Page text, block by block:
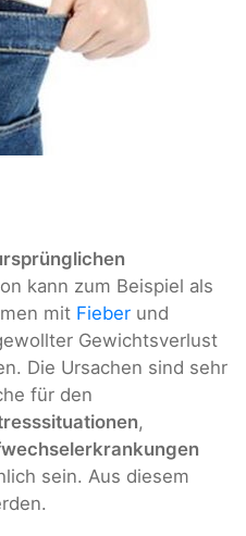
kann zum Beispiel als
mit Fieber und
Gewichtsverlust
Die Ursachen sind sehr
für den
,
sein. Aus diesem